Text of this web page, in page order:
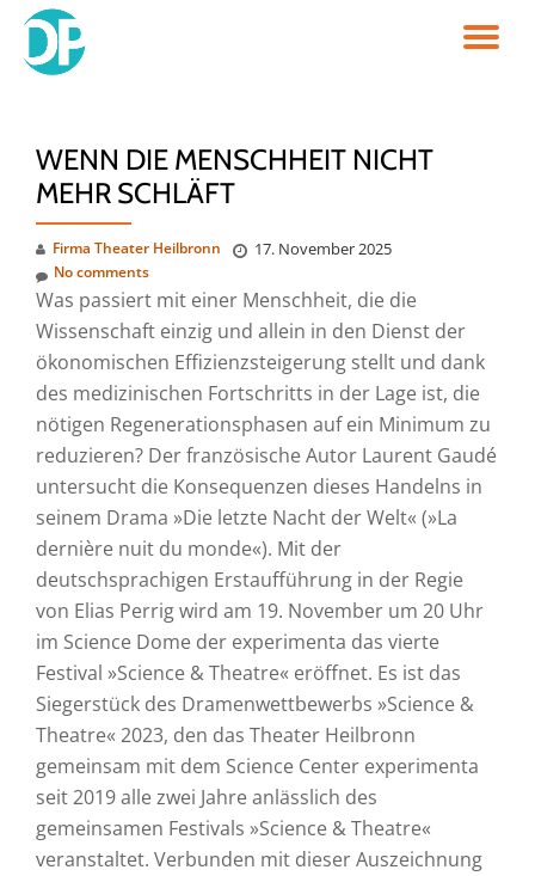
Skip
WENN DIE MENSCHHEIT NICHT
MEHR SCHLÄFT
Firma Theater Heilbronn 17. November 2025
No comments
Was passiert mit einer Menschheit, die die
Wissenschaft einzig und allein in den Dienst der
ökonomischen Effizienzsteigerung stellt und dank
des medizinischen Fortschritts in der Lage ist, die
nötigen Regenerationsphasen auf ein Minimum zu
reduzieren? Der französische Autor Laurent Gaudé
untersucht die Konsequenzen dieses Handelns in
seinem Drama »Die letzte Nacht der Welt« (»La
dernière nuit du monde«). Mit der
deutschsprachigen Erstaufführung in der Regie
von Elias Perrig wird am 19. November um 20 Uhr
im Science Dome der experimenta das vierte
Festival »Science & Theatre« eröffnet. Es ist das
Siegerstück des Dramenwettbewerbs »Science &
Theatre« 2023, den das Theater Heilbronn
gemeinsam mit dem Science Center experimenta
seit 2019 alle zwei Jahre anlässlich des
gemeinsamen Festivals »Science & Theatre«
veranstaltet. Verbunden mit dieser Auszeichnung